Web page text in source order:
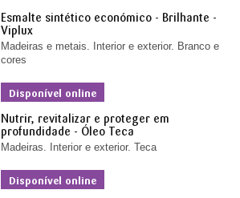
Esmalte sintético económico - Brilhante -
Viplux
Madeiras e metais. Interior e exterior. Branco e
cores
Disponível online
Nutrir, revitalizar e proteger em
profundidade - Óleo Teca
Madeiras. Interior e exterior. Teca
Disponível online